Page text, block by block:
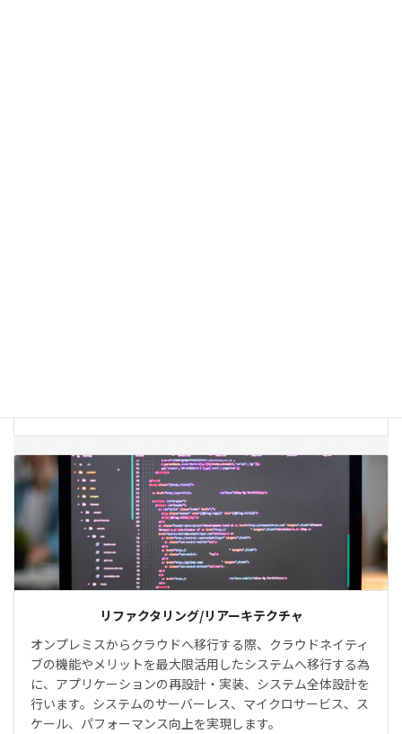
リファクタリング/リアーキテクチャ
オンプレミスからクラウドへ移行する際、クラウドネイティ
ブの機能やメリットを最大限活用したシステムへ移行する為
に、アプリケーションの再設計・実装、システム全体設計を
行います。システムのサーバーレス、マイクロサービス、ス
ケール、パフォーマンス向上を実現します。